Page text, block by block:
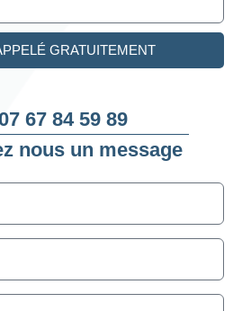
GRATUITEMENT
67 84 59 89
nous un message